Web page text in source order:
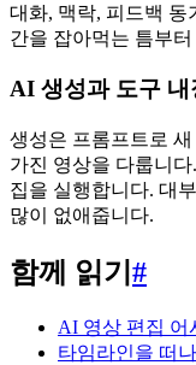
대화, 맥락, 피드백 동
간을 잡아먹는 틈부
AI 생성과 도구
생성은 프롬프트로
가진 영상을 다룹니
집을 실행합니다. 대
많이 없애줍니다.
함께 읽기 #
AI 영상 편집 어
타임라인을 떠